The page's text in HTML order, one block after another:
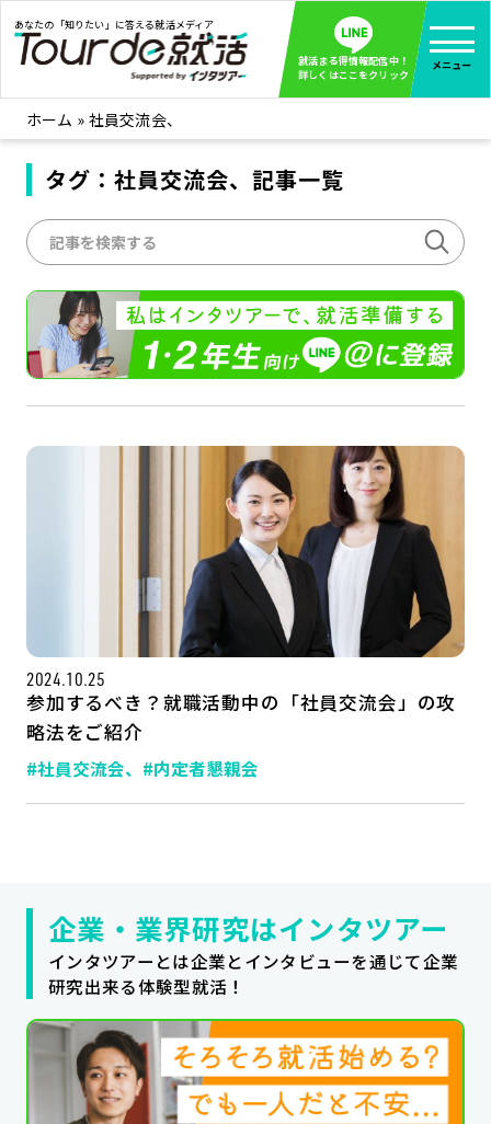
あなたの「知りたい」に答える就活メディア
就活まる得情報配信中！
詳しくはここをクリック
メニュー
就活ノウハウ 全て見る
企業まる見え！特捜部
みんなが知らない企業の裏側を徹底調査！
インタツアー活動レポ 全て見る
インタツアーを使ってどうだった？OBOG成功談
社会人インタビュー 全て見る
社会人になった今、就活を振り返ってみた
学生就活ブログ 全て見る
企業・業界研究はインタツアー
記事一覧
サイトマップ
ホーム » 社員交流会、
タグ：社員交流会、記事一覧
2024.10.25
参加するべき？就職活動中の「社員交流会」の攻
略法をご紹介
#社員交流会、 #内定者懇親会
企業・業界研究はインタツアー
インタツアーとは企業とインタビューを通じて企業
研究出来る体験型就活！